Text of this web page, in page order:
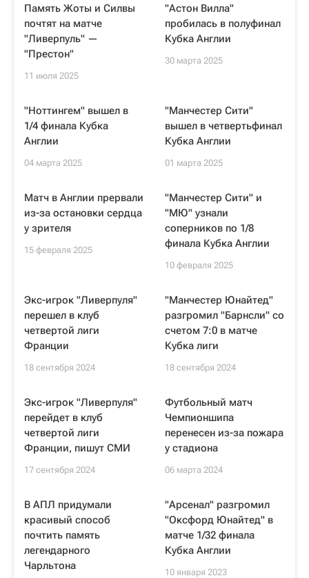
Память Жоты и Силвы
почтят на матче
"Ливерпуль" —
"Престон"
11 июля 2025
"Астон Вилла"
пробилась в полуфинал
Кубка Англии
30 марта 2025
"Ноттингем" вышел в
1/4 финала Кубка
Англии
04 марта 2025
"Манчестер Сити"
вышел в четвертьфинал
Кубка Англии
01 марта 2025
Матч в Англии прервали
из-за остановки сердца
у зрителя
15 февраля 2025
"Манчестер Сити" и
"МЮ" узнали
соперников по 1/8
финала Кубка Англии
10 февраля 2025
Экс-игрок "Ливерпуля"
перешел в клуб
четвертой лиги
Франции
18 сентября 2024
"Манчестер Юнайтед"
разгромил "Барнсли" со
счетом 7:0 в матче
Кубка лиги
18 сентября 2024
Экс-игрок "Ливерпуля"
перейдет в клуб
четвертой лиги
Франции, пишут СМИ
17 сентября 2024
Футбольный матч
Чемпионшипа
перенесен из-за пожара
у стадиона
06 марта 2024
В АПЛ придумали
красивый способ
почтить память
легендарного
Чарльтона
"Арсенал" разгромил
"Оксфорд Юнайтед" в
матче 1/32 финала
Кубка Англии
10 января 2023